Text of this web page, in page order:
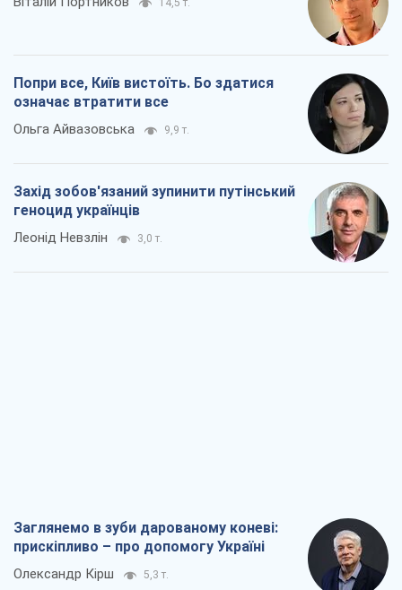
14,5 т.
Попри все, Київ вистоїть. Бо здатися
означає втратити все
Ольга Айвазовська 9,9 т.
Захід зобов'язаний зупинити путінський
геноцид українців
Леонід Невзлін 3,0 т.
Заглянемо в зуби дарованому коневі:
прискіпливо – про допомогу Україні
Олександр Кірш 5,3 т.